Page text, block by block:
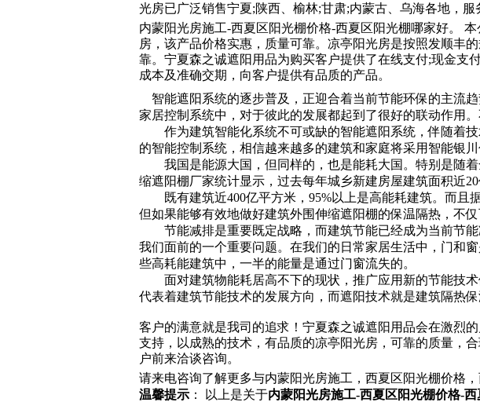
光房已广泛销售宁夏;陕西、榆林;甘肃;内蒙古、乌海各地，
内蒙阳光房施工-西夏区阳光棚价格-西夏区阳光棚哪家好。
房，该产品价格实惠，质量可靠。凉亭阳光房是按照发顺丰
靠。宁夏森之诚遮阳用品为购买客户提供了在线支付;现金支
成本及准确交期，向客户提供有品质的产品。
智能遮阳系统的逐步普及，正迎合着当前节能环保的主流
家居控制系统中，对于彼此的发展都起到了很好的联动作用
作为建筑智能化系统不可或缺的智能遮阳系统，伴随着技
的智能控制系统，相信越来越多的建筑和家庭将采用智能银
我国是能源大国，但同样的，也是能耗大国。特别是随着
缩遮阳棚厂家统计显示，过去每年城乡新建房屋建筑面积近
既有建筑近400亿平方米，95%以上是高能耗建筑。而且
但如果能够有效地做好建筑外围伸缩遮阳棚的保温隔热，不
节能减排是重要既定战略，而建筑节能已经成为当前节能
我们面前的一个重要问题。在我们的日常家居生活中，门和
些高耗能建筑中，一半的能量是通过门窗流失的。
面对建筑物能耗居高不下的现状，推广应用新的节能技术
代表着建筑节能技术的发展方向，而遮阳技术就是建筑隔热
客户的满意就是我司的追求！宁夏森之诚遮阳用品会在激烈
支持，以成熟的技术，有品质的凉亭阳光房，可靠的质量，
户前来洽谈咨询。
请来电咨询了解更多与内蒙阳光房施工，西夏区阳光棚价格
温馨提示 ： 以上是关于内蒙阳光房施工-西夏区阳光棚价格-